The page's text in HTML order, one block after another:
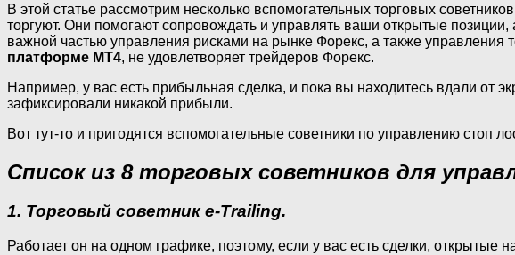
В этой статье рассмотрим несколько вспомогательных торговых
торгуют. Они помогают сопровождать и управлять ваши открытые
важной частью управления рисками на рынке Форекс, а также управления
платформе MT4, не удовлетворяет трейдеров Форекс.
Например, у вас есть прибыльная сделка, и пока вы находитесь вдали от
зафиксировали никакой прибыли.
Вот тут-то и пригодятся вспомогательные советники по управлению стоп
Список из 8 торговых советников для
1. Торговый советник e-Trailing.
Работает он на одном графике, поэтому, если у вас есть сделки,